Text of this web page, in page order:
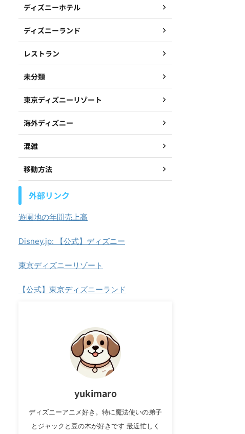
ディズニーホテル
ディズニーランド
レストラン
未分類
東京ディズニーリゾート
海外ディズニー
混雑
移動方法
外部リンク
遊園地の年間売上高
Disney.jp: 【公式】ディズニー
東京ディズニーリゾート
【公式】東京ディズニーランド
yukimaro
ディズニーアニメ好き。特に魔法使いの弟子
とジャックと豆の木が好きです 最近忙しく